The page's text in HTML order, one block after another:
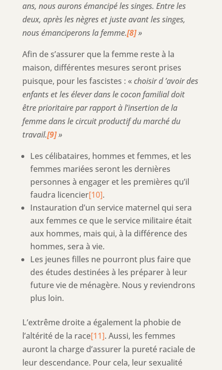
ans, nous aurons émancipé les singes. Entre les
deux, après les nègres et juste avant les singes,
nous émanciperons la femme.[8]»
Afin de s’assurer que la femme reste à la
maison, différentes mesures seront prises
puisque, pour les fascistes : «choisir d ’avoir des
enfants et les élever dans le cocon familial doit
être prioritaire par rapport à l’insertion de la
femme dans le circuit productif du marché du
travail.[9]»
Les célibataires, hommes et femmes, et les
femmes mariées seront les dernières
personnes à engager et les premières qu’il
faudra licencier[10].
Instauration d’un service maternel qui sera
aux femmes ce que le service militaire était
aux hommes, mais qui, à la différence des
hommes, sera à vie.
Les jeunes filles ne pourront plus faire que
des études destinées à les préparer à leur
future vie de ménagère. Nous y reviendrons
plus loin.
L’extrême droite a également la phobie de
l’altérité de la race[11]. Aussi, les femmes
auront la charge d’assurer la pureté raciale de
leur descendance. Pour cela, leur sexualité